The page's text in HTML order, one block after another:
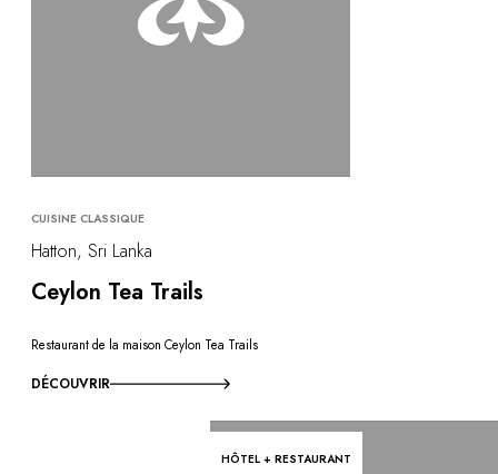
CUISINE CLASSIQUE
Hatton, Sri Lanka
Ceylon Tea Trails
Restaurant de la maison Ceylon Tea Trails
DÉCOUVRIR
HÔTEL + RESTAURANT